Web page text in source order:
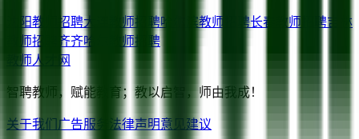
沈阳教师招聘大连 教师招聘哈尔滨教师招聘长春 教师招聘吉林
教师招聘
齐齐哈尔
教师招聘
教师人才网
智聘教师，赋能教育；教以启智，师由我成！
关于我们 广告服务 法律声明意见建议